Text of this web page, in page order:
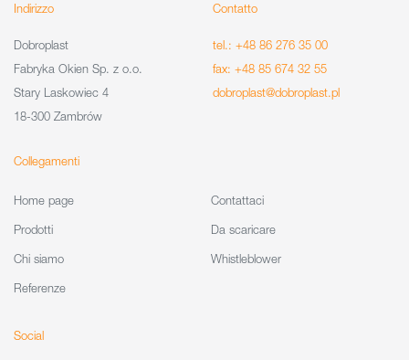
Indirizzo
Dobroplast
Fabryka Okien Sp. z o.o.
Stary Laskowiec 4
18-300 Zambrów
Contatto
tel.: +48 86 276 35 00
fax: +48 85 674 32 55
dobroplast@dobroplast.pl
Collegamenti
Home page
Prodotti
Chi siamo
Referenze
Contattaci
Da scaricare
Whistleblower
Social